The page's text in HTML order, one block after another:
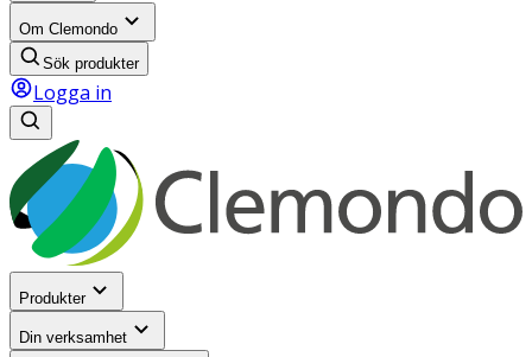
Om Clemondo
Sök produkter
Logga in
Produkter
Din verksamhet